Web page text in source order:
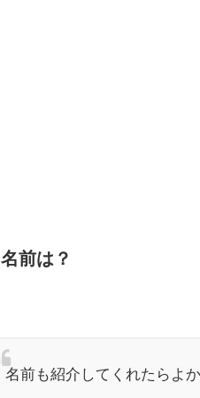
名前は？
名前も紹介してくれたらよ